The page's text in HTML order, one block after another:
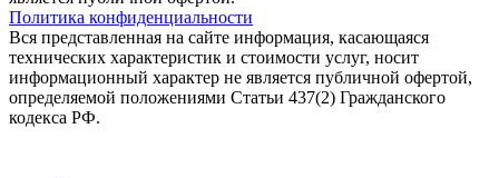
Политика конфиденциальности
Вся представленная на сайте информация, касающаяся
технических характеристик и стоимости услуг, носит
информационный характер не является публичной офертой,
определяемой положениями Статьи 437(2) Гражданского
кодекса РФ.